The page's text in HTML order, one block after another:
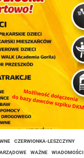
CZERWIONKA-LESZCZYNY
WAŻNE WIADOMOŚCI